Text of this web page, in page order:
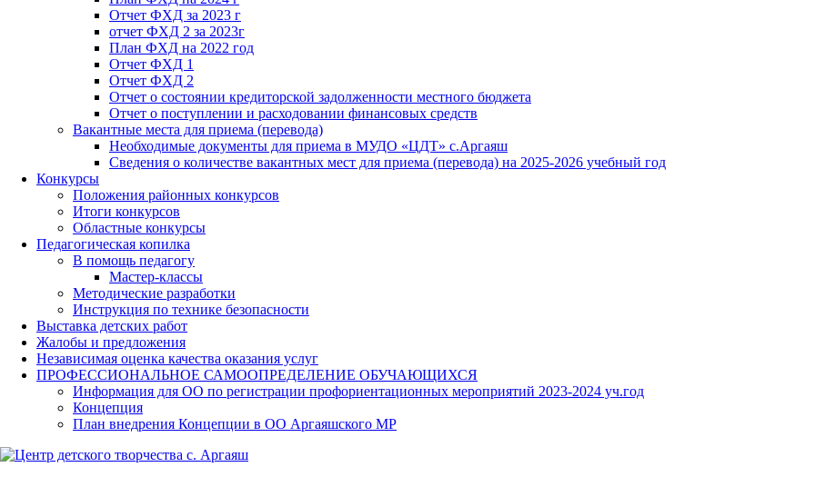
Отчет ФХД за 2023 г
отчет ФХД 2 за 2023г
План ФХД на 2022 год
Отчет ФХД 1
Отчет ФХД 2
Отчет о состоянии кредиторской задолженности местного бюджета
Отчет о поступлении и расходовании финансовых средств
Вакантные места для приема (перевода)
Необходимые документы для приема в МУДО «ЦДТ» с.Аргаяш
Сведения о количестве вакантных мест для приема (перевода) на 2025-2026 учебный год
Конкурсы
Положения районных конкурсов
Итоги конкурсов
Областные конкурсы
Педагогическая копилка
В помощь педагогу
Мастер-классы
Методические разработки
Инструкция по технике безопасности
Выставка детских работ
Жалобы и предложения
Независимая оценка качества оказания услуг
ПРОФЕССИОНАЛЬНОЕ САМООПРЕДЕЛЕНИЕ ОБУЧАЮЩИХСЯ
Информация для ОО по регистрации профориентационных мероприятий 2023-2024 уч.год
Концепция
План внедрения Концепции в ОО Аргаяшского МР